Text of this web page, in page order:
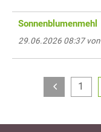
Sonnenblumenmehl
29.06.2026 08:37 von
1